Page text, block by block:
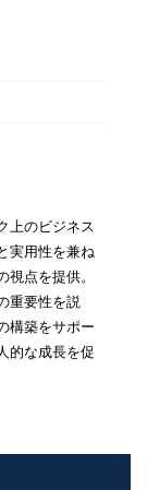
上のビジネス
実用性を兼ね
点を提供。
重要性を説
構築をサポー
的な成長を促